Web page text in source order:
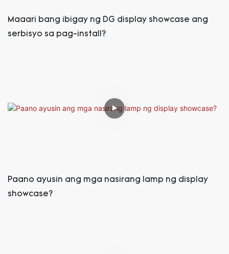
Maaari bang ibigay ng DG display showcase ang
serbisyo sa pag-install?
Paano ayusin ang mga nasirang lamp ng display
showcase?